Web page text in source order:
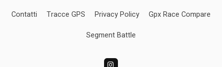
Contatti Tracce GPS Privacy Policy Gpx Race Compare
Segment Battle